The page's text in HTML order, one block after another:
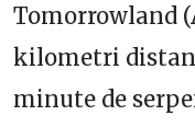
Tomorrowland
kilometri
minute de